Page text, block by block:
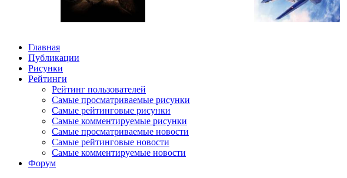
Главная
Публикации
Рисунки
Рейтинги
Рейтинг пользователей
Самые просматриваемые рисунки
Самые рейтинговые рисунки
Самые комментируемые рисунки
Самые просматриваемые новости
Самые рейтинговые новости
Самые комментируемые новости
Форум